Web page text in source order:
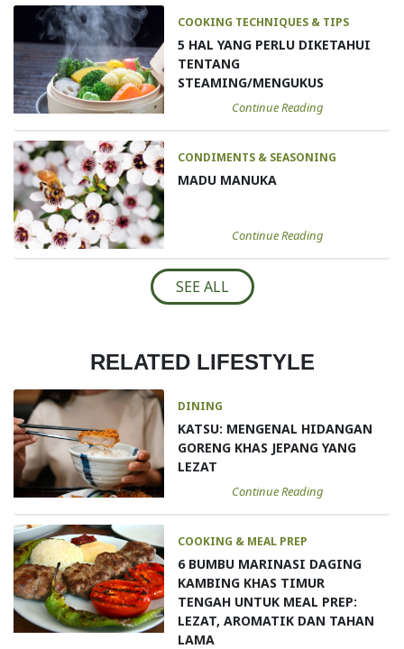
COOKING TECHNIQUES & TIPS
5 HAL YANG PERLU DIKETAHUI
TENTANG
STEAMING/MENGUKUS
Continue Reading
CONDIMENTS & SEASONING
MADU MANUKA
Continue Reading
SEE ALL
RELATED LIFESTYLE
DINING
KATSU: MENGENAL HIDANGAN
GORENG KHAS JEPANG YANG
LEZAT
Continue Reading
COOKING & MEAL PREP
6 BUMBU MARINASI DAGING
KAMBING KHAS TIMUR
TENGAH UNTUK MEAL PREP:
LEZAT, AROMATIK DAN TAHAN
LAMA